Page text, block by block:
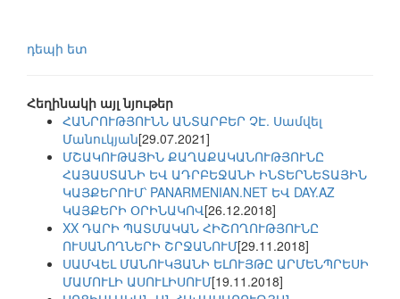
դեպի ետ
Հեղինակի այլ նյութեր
ՀԱՆՐՈՒԹՅՈՒՆՆ ԱՆՏԱՐԲԵՐ ՉԷ. Սամվել
Մանուկյան[29.07.2021]
ՄՇԱԿՈՒԹԱՅԻՆ ՔԱՂԱՔԱԿԱՆՈՒԹՅՈՒՆԸ
ՀԱՅԱՍՏԱՆԻ ԵՎ ԱԴՐԲԵՋԱՆԻ ԻՆՏԵՐՆԵՏԱՅԻՆ
ԿԱՅՔԵՐՈՒՄ՝ PANARMENIAN.NET ԵՎ DAY.AZ
ԿԱՅՔԵՐԻ ՕՐԻՆԱԿՈՎ[26.12.2018]
XX ԴԱՐԻ ՊԱՏՄԱԿԱՆ ՀԻՇՈՂՈՒԹՅՈՒՆԸ
ՈՒՍԱՆՈՂՆԵՐԻ ՇՐՋԱՆՈՒՄ[29.11.2018]
ՍԱՄՎԵԼ ՄԱՆՈՒԿՅԱՆԻ ԵԼՈՒՅԹԸ ԱՐՄԵՆՊՐԵՍԻ
ՄԱՄՈՒԼԻ ԱՍՈՒԼԻՍՈՒՄ[19.11.2018]